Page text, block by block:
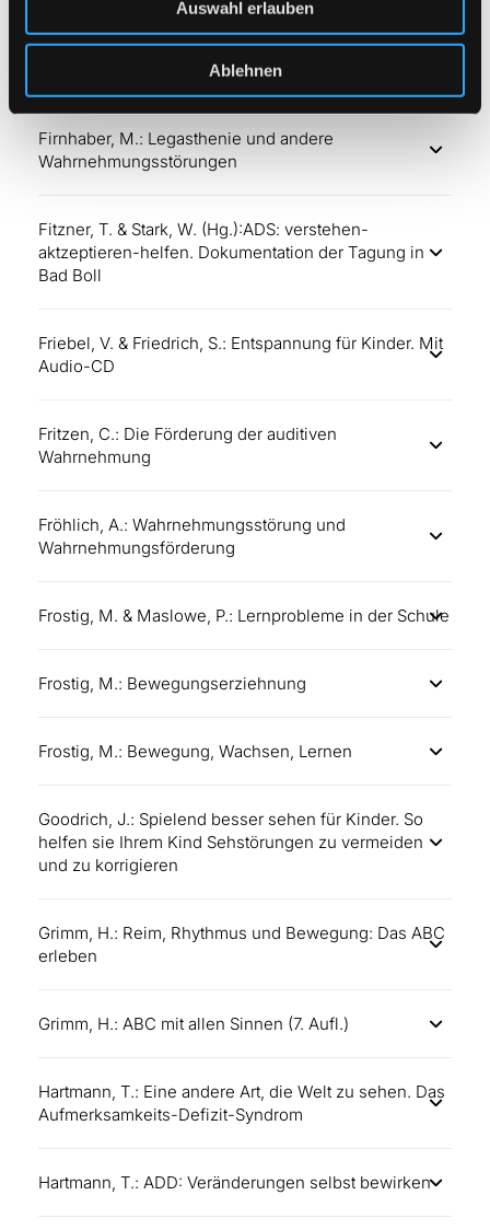
Auswahl erlauben
Ablehnen
Fischer, E.: Wahrnehmungsförderung
Firnhaber, M.: Legasthenie und andere
Wahrnehmungsstörungen
Fitzner, T. & Stark, W. (Hg.):ADS: verstehen-
aktzeptieren-helfen. Dokumentation der Tagung in
Bad Boll
Friebel, V. & Friedrich, S.: Entspannung für Kinder. Mit
Audio-CD
Fritzen, C.: Die Förderung der auditiven
Wahrnehmung
Fröhlich, A.: Wahrnehmungsstörung und
Wahrnehmungsförderung
Frostig, M. & Maslowe, P.: Lernprobleme in der Schule
Frostig, M.: Bewegungserziehnung
Frostig, M.: Bewegung, Wachsen, Lernen
Goodrich, J.: Spielend besser sehen für Kinder. So
helfen sie Ihrem Kind Sehstörungen zu vermeiden
und zu korrigieren
Grimm, H.: Reim, Rhythmus und Bewegung: Das ABC
erleben
Grimm, H.: ABC mit allen Sinnen (7. Aufl.)
Hartmann, T.: Eine andere Art, die Welt zu sehen. Das
Aufmerksamkeits-Defizit-Syndrom
Hartmann, T.: ADD: Veränderungen selbst bewirken